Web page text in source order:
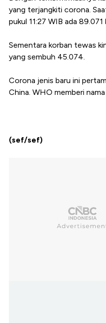
yang terjangkiti corona.
pukul 11:27 WIB ada
Sementara korban tewas
yang sembuh 45.074.
Corona jenis baru ini
China. WHO memberi
(sef/sef)